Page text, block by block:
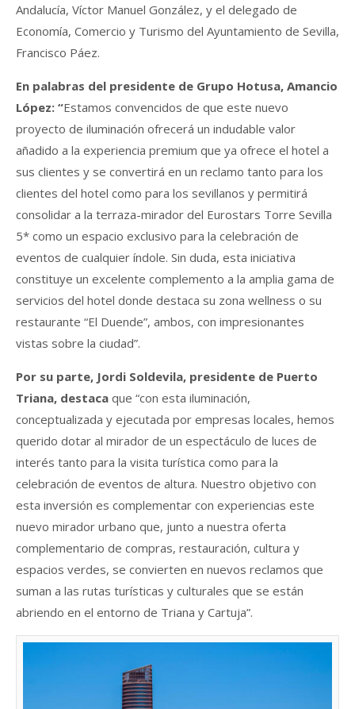
Andalucía, Víctor Manuel González, y el delegado de
Economía, Comercio y Turismo del Ayuntamiento de Sevilla,
Francisco Páez.
En palabras del presidente de Grupo Hotusa, Amancio
López: “Estamos convencidos de que este nuevo
proyecto de iluminación ofrecerá un indudable valor
añadido a la experiencia premium que ya ofrece el hotel a
sus clientes y se convertirá en un reclamo tanto para los
clientes del hotel como para los sevillanos y permitirá
consolidar a la terraza-mirador del Eurostars Torre Sevilla
5* como un espacio exclusivo para la celebración de
eventos de cualquier índole. Sin duda, esta iniciativa
constituye un excelente complemento a la amplia gama de
servicios del hotel donde destaca su zona wellness o su
restaurante “El Duende”, ambos, con impresionantes
vistas sobre la ciudad”.
Por su parte, Jordi Soldevila, presidente de Puerto
Triana, destaca que “con esta iluminación,
conceptualizada y ejecutada por empresas locales, hemos
querido dotar al mirador de un espectáculo de luces de
interés tanto para la visita turística como para la
celebración de eventos de altura. Nuestro objetivo con
esta inversión es complementar con experiencias este
nuevo mirador urbano que, junto a nuestra oferta
complementario de compras, restauración, cultura y
espacios verdes, se convierten en nuevos reclamos que
suman a las rutas turísticas y culturales que se están
abriendo en el entorno de Triana y Cartuja”.